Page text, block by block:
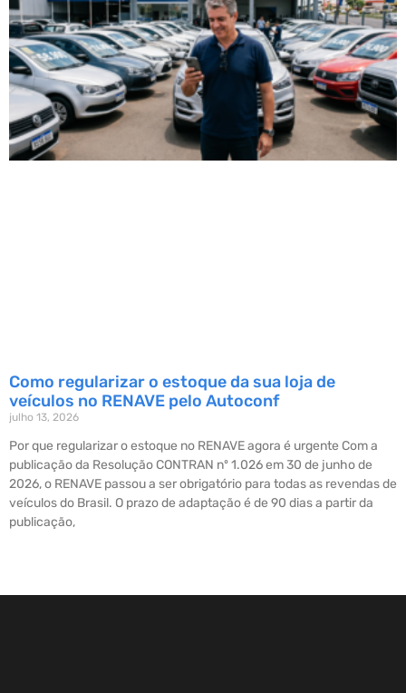
Como regularizar o estoque da sua loja de
veículos no RENAVE pelo Autoconf
julho 13, 2026
Por que regularizar o estoque no RENAVE agora é urgente Com a
publicação da Resolução CONTRAN nº 1.026 em 30 de junho de
2026, o RENAVE passou a ser obrigatório para todas as revendas de
veículos do Brasil. O prazo de adaptação é de 90 dias a partir da
publicação,